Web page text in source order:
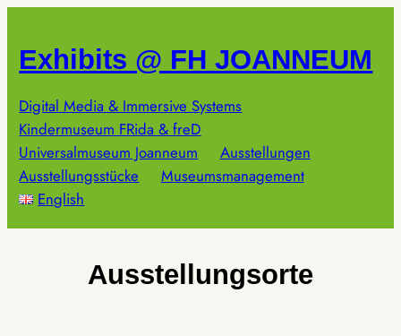
springen
Exhibits @ FH JOANNEUM
Digital Media & Immersive Systems
Kindermuseum FRida & freD
Universalmuseum Joanneum
Ausstellungen
Ausstellungsstücke
Museumsmanagement
English
Ausstellungsorte